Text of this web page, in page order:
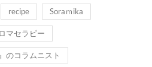
recipe Soraｍika
マセラピー
のコラムニスト